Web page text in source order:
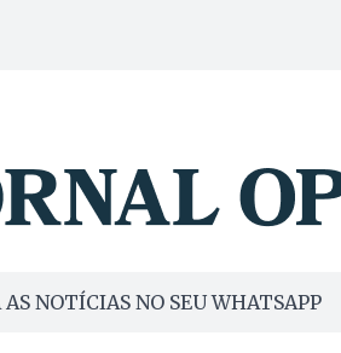
AS NOTÍCIAS NO SEU WHATSAPP